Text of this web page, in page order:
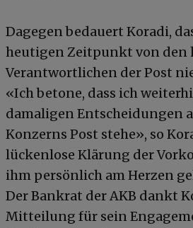
Dagegen bedauert Koradi,
heutigen Zeitpunkt von den
Verantwortlichen der Post
«Ich betone, dass ich
damaligen Entscheidungen
Konzerns Post stehe», so
lückenlose Klärung der
ihm persönlich am Herzen
Der Bankrat der AKB dankt
Mitteilung für sein